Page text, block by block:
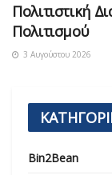
Πολιτιστική
Πολιτισμού
3 Αυγούστου 2026
Bin2Bean